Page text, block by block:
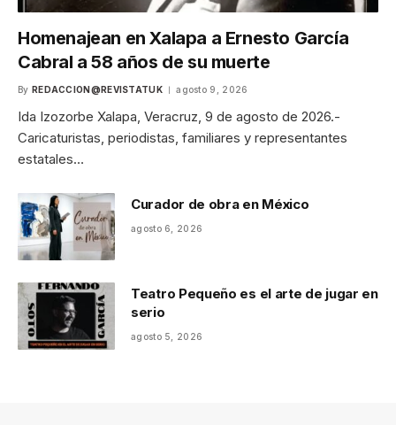
Homenajean en Xalapa a Ernesto García
Cabral a 58 años de su muerte
By REDACCION@REVISTATUK agosto 9, 2026
Ida Izozorbe Xalapa, Veracruz, 9 de agosto de 2026.-
Caricaturistas, periodistas, familiares y representantes
estatales…
Curador de obra en México
agosto 6, 2026
Teatro Pequeño es el arte de jugar en
serio
agosto 5, 2026